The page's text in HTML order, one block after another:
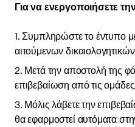
Για να ενεργοποιήσετε
Συμπληρώστε το έντυπο
αιτούμενων
Μετά την αποστολή της
επιβεβαίωση από τις
Μόλις λάβετε την
θα εφαρμοστεί αυτόματα